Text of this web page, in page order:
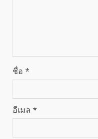
ชื่อ *
อีเมล *